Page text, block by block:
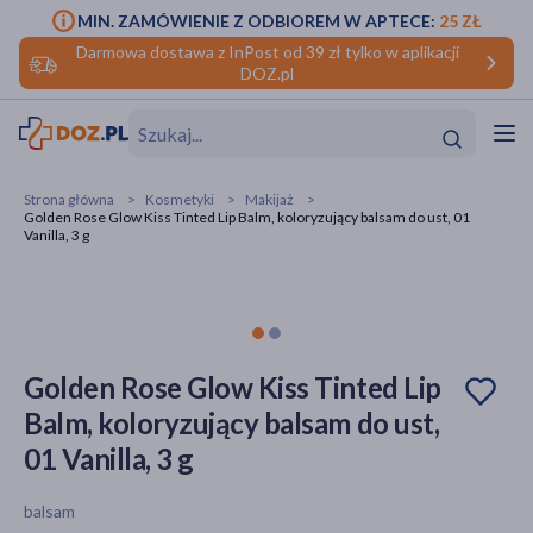
Darmowa dostawa z InPost od 39 zł tylko w aplikacji
DOZ.pl
MIN. ZAMÓWIENIE Z ODBIOREM W APTECE: 25 ZŁ
Hit
Strona główna Kosmetyki
Makijaż
Golden Rose Glow Kiss Tinted Lip Balm, koloryzujący balsam do ust, 01
Vanilla, 3 g
Golden Rose Glow Kiss Tinted Lip
Balm, koloryzujący balsam do ust,
01 Vanilla, 3 g
balsam